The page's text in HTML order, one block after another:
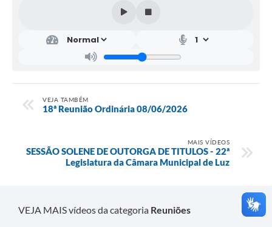
VEJA TAMBÉM
18ª Reunião Ordinária 08/06/2026
MAIS VÍDEOS
SESSÃO SOLENE DE OUTORGA DE TITULOS - 22ª
Legislatura da Câmara Municipal de Luz
VEJA MAIS vídeos da categoria Reuniões